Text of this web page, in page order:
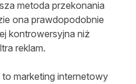
metoda przekonania
ona prawdopodobnie
kontrowersyjna niż
reklam.
marketing internetowy